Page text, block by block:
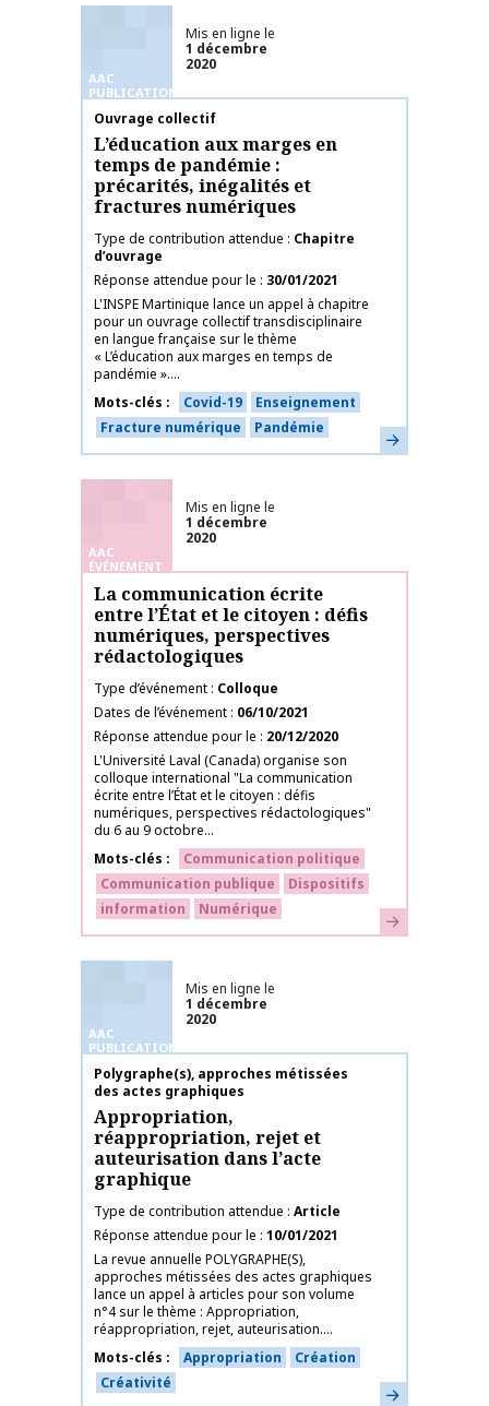
AAC
PUBLICATIONS
Mis en ligne le
1 décembre
2020
Nom de la publication
Ouvrage collectif
L’éducation aux marges en
temps de pandémie :
précarités, inégalités et
fractures numériques
Type de contribution attendue
Chapitre
d’ouvrage
Réponse attendue pour le
30/01/2021
L'INSPE Martinique lance un appel à chapitre
pour un ouvrage collectif transdisciplinaire
en langue française sur le thème
« L’éducation aux marges en temps de
pandémie »....
Mots-clés
Covid-19
Enseignement
Fracture numérique
Pandémie En savoir plus
AAC
ÉVÉNEMENT
Mis en ligne le
1 décembre
2020
La communication écrite
entre l’État et le citoyen : défis
numériques, perspectives
rédactologiques
Type d’événement Colloque
Dates de l’événement 06/10/2021
Réponse attendue pour le
20/12/2020
L'Université Laval (Canada) organise son
colloque international "La communication
écrite entre l’État et le citoyen : défis
numériques, perspectives rédactologiques"
du 6 au 9 octobre...
Mots-clés
Communication politique
Communication publique
Dispositifs
information
Numérique En savoir plus
AAC
PUBLICATIONS
Mis en ligne le
1 décembre
2020
Nom de la publication
Polygraphe(s), approches métissées
des actes graphiques
Appropriation,
réappropriation, rejet et
auteurisation dans l’acte
graphique
Type de contribution attendue Article
Réponse attendue pour le 10/01/2021
La revue annuelle POLYGRAPHE(S),
approches métissées des actes graphiques
lance un appel à articles pour son volume
n°4 sur le thème : Appropriation,
réappropriation, rejet, auteurisation....
Mots-clés
Appropriation
Création
Créativité
En savoir plus